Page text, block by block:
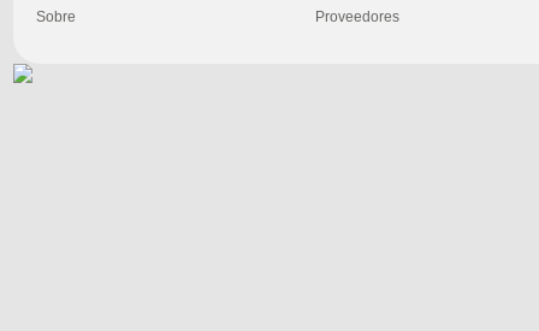
Sobre
Proveedores